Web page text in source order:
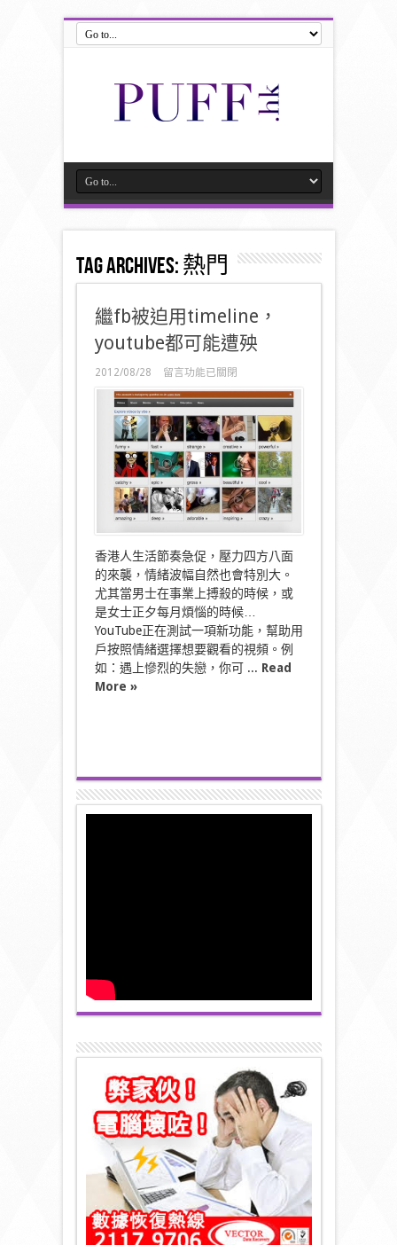
Tag Archives:熱門
繼fb被迫用timeline，
youtube都可能遭殃
2012/08/28
在
〈繼
fb
被
迫
用
timeline，
youtube
都
可
能
遭
殃〉
中
留言功能已關閉
香港人生活節奏急促，壓力四方八面
的來襲，情緒波幅自然也會特別大。
尤其當男士在事業上搏殺的時候，或
是女士正夕每月煩惱的時候…
YouTube正在測試一項新功能，幫助用
戶按照情緒選擇想要觀看的視頻。例
如：遇上慘烈的失戀，你可 ... Read
More »